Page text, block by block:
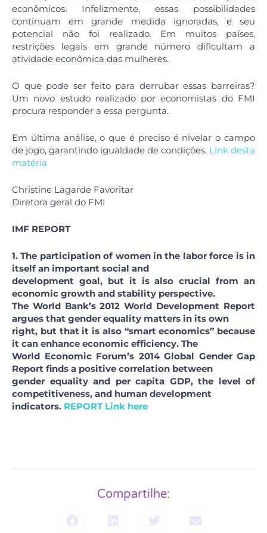
econômicos. Infelizmente, essas possibilidades
continuam em grande medida ignoradas, e seu
potencial não foi realizado. Em muitos países,
restrições legais em grande número dificultam a
atividade econômica das mulheres.
O que pode ser feito para derrubar essas barreiras?
Um novo estudo realizado por economistas do FMI
procura responder a essa pergunta.
Em última análise, o que é preciso é nivelar o campo
de jogo, garantindo igualdade de condições. Link desta
matéria
Christine Lagarde Favoritar
Diretora geral do FMI
IMF REPORT
1. The participation of women in the labor force is in
itself an important social and
development goal, but it is also crucial from an
economic growth and stability perspective.
The World Bank’s 2012 World Development Report
argues that gender equality matters in its own
right, but that it is also “smart economics” because
it can enhance economic efficiency. The
World Economic Forum’s 2014 Global Gender Gap
Report finds a positive correlation between
gender equality and per capita GDP, the level of
competitiveness, and human development
indicators. REPORT Link here
Compartilhe: